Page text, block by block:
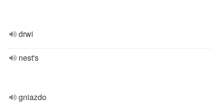
drwi
nest's
gniazdo